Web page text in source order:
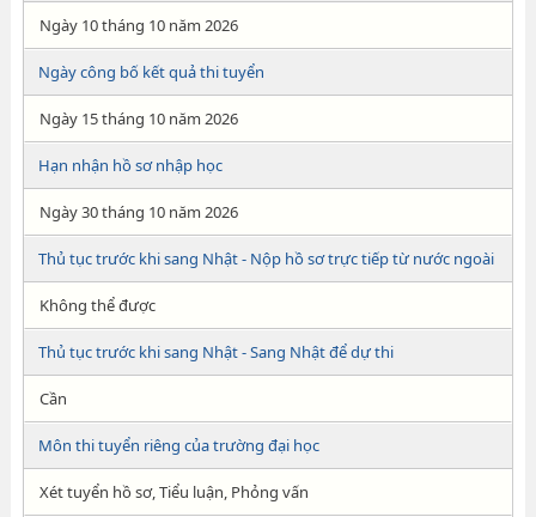
Ngày 10 tháng 10 năm 2026
Ngày công bố kết quả thi tuyển
Ngày 15 tháng 10 năm 2026
Hạn nhận hồ sơ nhập học
Ngày 30 tháng 10 năm 2026
Thủ tục trước khi sang Nhật - Nộp hồ sơ trực tiếp từ nước ngoài
Không thể được
Thủ tục trước khi sang Nhật - Sang Nhật để dự thi
Cần
Môn thi tuyển riêng của trường đại học
Xét tuyển hồ sơ, Tiểu luận, Phỏng vấn